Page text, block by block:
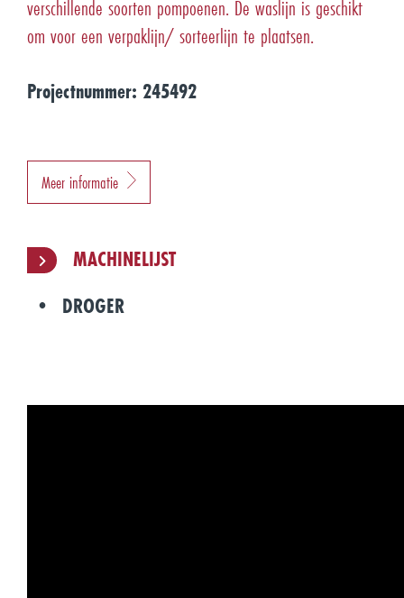
verschillende soorten pompoenen. De waslijn is geschikt
om voor een verpaklijn/ sorteerlijn te plaatsen.
Projectnummer: 245492
Meer informatie
MACHINELIJST
DROGER